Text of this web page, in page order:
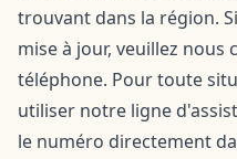
trouvant dans la région.
mise à jour, veuillez
téléphone. Pour toute
utiliser notre ligne
le numéro directement